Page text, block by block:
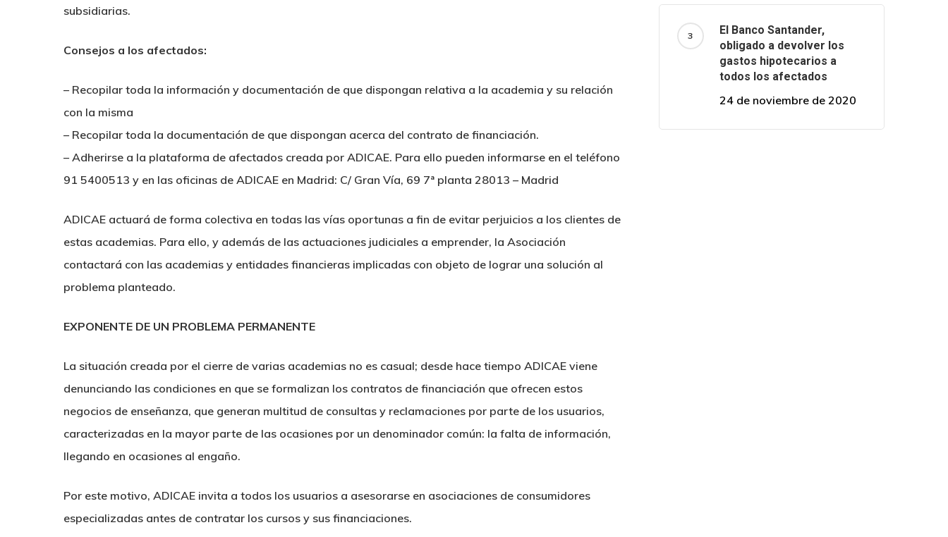
subsidiarias.
Consejos a los afectados:
– Recopilar toda la información y documentación de que dispongan relativa a la academia y su relación
con la misma
– Recopilar toda la documentación de que dispongan acerca del contrato de financiación.
– Adherirse a la plataforma de afectados creada por ADICAE. Para ello pueden informarse en el teléfono
91 5400513 y en las oficinas de ADICAE en Madrid: C/ Gran Vía, 69 7ª planta 28013 – Madrid
ADICAE actuará de forma colectiva en todas las vías oportunas a fin de evitar perjuicios a los clientes de
estas academias. Para ello, y además de las actuaciones judiciales a emprender, la Asociación
contactará con las academias y entidades financieras implicadas con objeto de lograr una solución al
problema planteado.
EXPONENTE DE UN PROBLEMA PERMANENTE
La situación creada por el cierre de varias academias no es casual; desde hace tiempo ADICAE viene
denunciando las condiciones en que se formalizan los contratos de financiación que ofrecen estos
negocios de enseñanza, que generan multitud de consultas y reclamaciones por parte de los usuarios,
caracterizadas en la mayor parte de las ocasiones por un denominador común: la falta de información,
llegando en ocasiones al engaño.
Por este motivo, ADICAE invita a todos los usuarios a asesorarse en asociaciones de consumidores
especializadas antes de contratar los cursos y sus financiaciones.
El Banco Santander,
obligado a devolver los
gastos hipotecarios a
todos los afectados
24 de noviembre de 2020